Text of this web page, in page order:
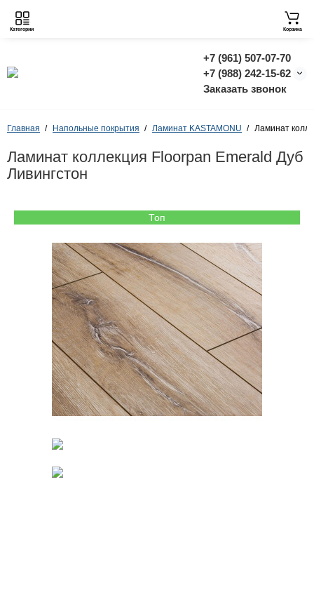
+7 (961) 507-07-70
+7 (988) 242-15-62
Заказать звонок
Категории Корзина
Главная Напольные покрытия Ламинат KASTAMONU Ламинат
Ламинат коллекция Floorpan Emerald Дуб
Ливингстон
Топ